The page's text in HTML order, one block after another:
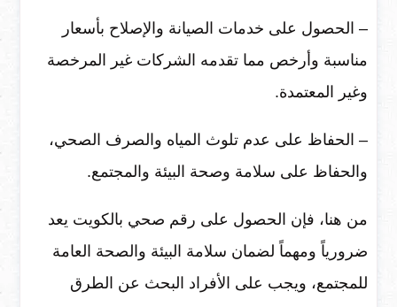
– الحصول على خدمات الصيانة والإصلاح بأسعار
مناسبة وأرخص مما تقدمه الشركات غير المرخصة
وغير المعتمدة.
– الحفاظ على عدم تلوث المياه والصرف الصحي،
والحفاظ على سلامة وصحة البيئة والمجتمع.
من هنا، فإن الحصول على رقم صحي بالكويت يعد
ضرورياً ومهماً لضمان سلامة البيئة والصحة العامة
للمجتمع، ويجب على الأفراد البحث عن الطرق